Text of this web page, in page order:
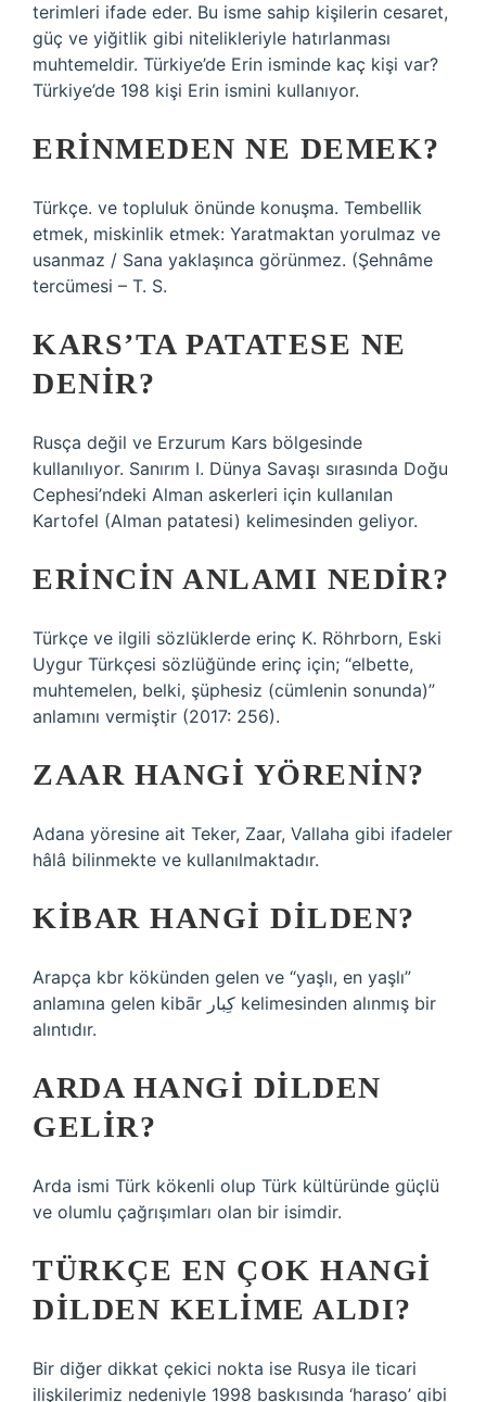
terimleri ifade eder. Bu isme sahip kişilerin cesaret,
güç ve yiğitlik gibi nitelikleriyle hatırlanması
muhtemeldir. Türkiye’de Erin isminde kaç kişi var?
Türkiye’de 198 kişi Erin ismini kullanıyor.
ERINMEDEN NE DEMEK?
Türkçe. ve topluluk önünde konuşma. Tembellik
etmek, miskinlik etmek: Yaratmaktan yorulmaz ve
usanmaz / Sana yaklaşınca görünmez. (Şehnâme
tercümesi – T. S.
KARS’TA PATATESE NE
DENIR?
Rusça değil ve Erzurum Kars bölgesinde
kullanılıyor. Sanırım I. Dünya Savaşı sırasında Doğu
Cephesi’ndeki Alman askerleri için kullanılan
Kartofel (Alman patatesi) kelimesinden geliyor.
ERINCIN ANLAMI NEDIR?
Türkçe ve ilgili sözlüklerde erinç K. Röhrborn, Eski
Uygur Türkçesi sözlüğünde erinç için; “elbette,
muhtemelen, belki, şüphesiz (cümlenin sonunda)”
anlamını vermiştir (2017: 256).
ZAAR HANGI YÖRENIN?
Adana yöresine ait Teker, Zaar, Vallaha gibi ifadeler
hâlâ bilinmekte ve kullanılmaktadır.
KIBAR HANGI DILDEN?
Arapça kbr kökünden gelen ve “yaşlı, en yaşlı”
anlamına gelen kibār كِبار kelimesinden alınmış bir
alıntıdır.
ARDA HANGI DILDEN
GELIR?
Arda ismi Türk kökenli olup Türk kültüründe güçlü
ve olumlu çağrışımları olan bir isimdir.
TÜRKÇE EN ÇOK HANGI
DILDEN KELIME ALDI?
Bir diğer dikkat çekici nokta ise Rusya ile ticari
ilişkilerimiz nedeniyle 1998 baskısında ‘haraşo’ gibi